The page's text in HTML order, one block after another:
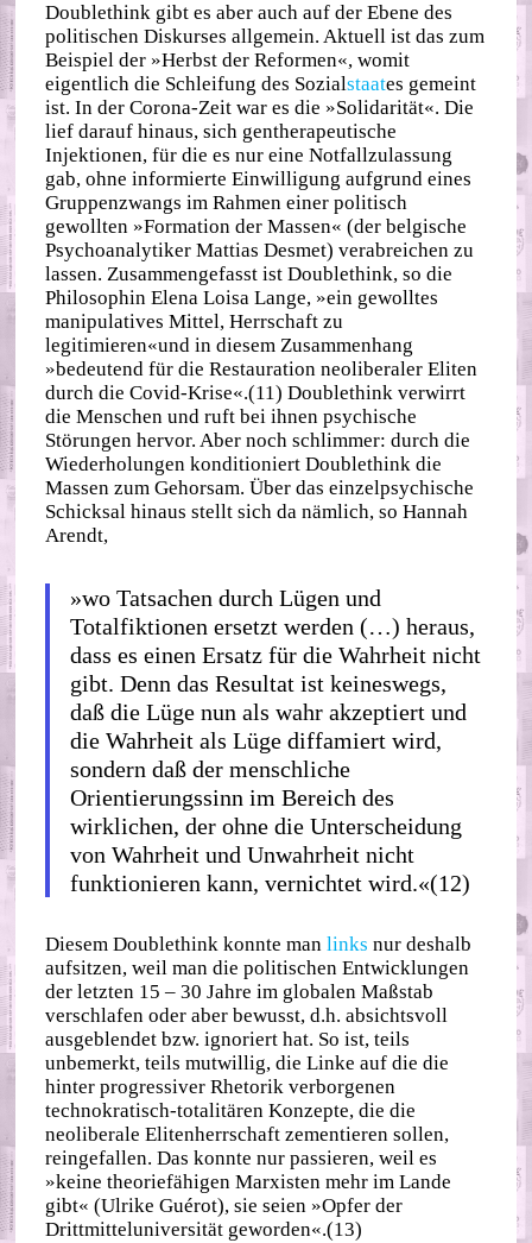
Doublethink gibt es aber auch auf der Ebene des
politischen Diskurses allgemein. Aktuell ist das zum
Beispiel der »Herbst der Reformen«, womit
eigentlich die Schleifung des Sozialstaates gemeint
ist. In der Corona‐​Zeit war es die »Solidarität«. Die
lief darauf hinaus, sich gentherapeutische
Injektionen, für die es nur eine Notfallzulassung
gab, ohne informierte Einwilligung aufgrund eines
Gruppenzwangs im Rahmen einer politisch
gewollten »Formation der Massen« (der belgische
Psychoanalytiker Mattias Desmet) verabreichen zu
lassen. Zusammengefasst ist Doublethink, so die
Philosophin Elena Loisa Lange, »ein gewolltes
manipulatives Mittel, Herrschaft zu
legitimieren«und in diesem Zusammenhang
»bedeutend für die Restauration neoliberaler Eliten
durch die Covid-Krise«.(11) Doublethink verwirrt
die Menschen und ruft bei ihnen psychische
Störungen hervor. Aber noch schlimmer: durch die
Wiederholungen konditioniert Doublethink die
Massen zum Gehorsam. Über das einzelpsychische
Schicksal hinaus stellt sich da nämlich, so Hannah
Arendt,
»wo Tatsachen durch Lügen und
Totalfiktionen ersetzt werden (…) heraus,
dass es einen Ersatz für die Wahrheit nicht
gibt. Denn das Resultat ist keineswegs,
daß die Lüge nun als wahr akzeptiert und
die Wahrheit als Lüge diffamiert wird,
sondern daß der menschliche
Orientierungssinn im Bereich des
wirklichen, der ohne die Unterscheidung
von Wahrheit und Unwahrheit nicht
funktionieren kann, vernichtet wird.«(12)
Diesem Doublethink konnte manlinks nur deshalb
aufsitzen, weil man die politischen Entwicklungen
der letzten 15 – 30 Jahre im globalen Maßstab
verschlafen oder aber bewusst, d.h. absichtsvoll
ausgeblendet bzw. ignoriert hat. So ist, teils
unbemerkt, teils mutwillig, die Linke auf die die
hinter progressiver Rhetorik verborgenen
technokratisch‐​totalitären Konzepte, die die
neoliberale Elitenherrschaft zementieren sollen,
reingefallen. Das konnte nur passieren, weil es
»keine theoriefähigen Marxisten mehr im Lande
gibt« (Ulrike Guérot), sie seien »Opfer der
Drittmitteluniversität geworden«.(13)